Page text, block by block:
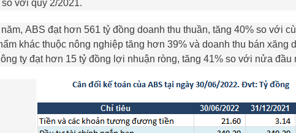
so với quý 2/2021.
năm,ABS đạt hơn 561 tỷ đồng doanh thu thuần, tăng 40% so với
khác thuộc nông nghiệp tăng hơn 39% và doanh thu bán xăng
ty đạt hơn 15 tỷ đồng lợi nhuận ròng, tăng 41% so với nửa đầu